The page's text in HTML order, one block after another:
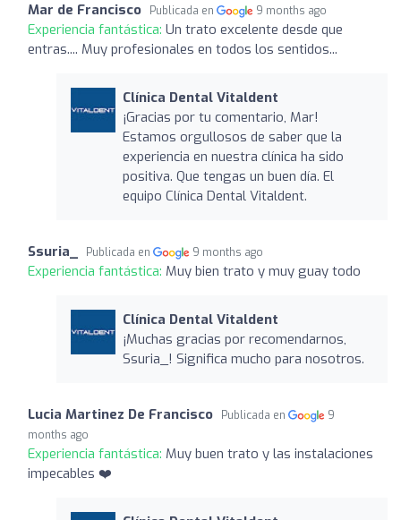
Mar de Francisco Publicada en 9 months ago
Experiencia fantástica: Un trato excelente desde que
entras.... Muy profesionales en todos los sentidos...
Clínica Dental Vitaldent
¡Gracias por tu comentario, Mar!
Estamos orgullosos de saber que la
experiencia en nuestra clínica ha sido
positiva. Que tengas un buen día. El
equipo Clínica Dental Vitaldent.
Ssuria_ Publicada en 9 months ago
Experiencia fantástica: Muy bien trato y muy guay todo
Clínica Dental Vitaldent
¡Muchas gracias por recomendarnos,
Ssuria_! Significa mucho para nosotros.
Lucia Martinez De Francisco Publicada en
9
months ago
Experiencia fantástica: Muy buen trato y las instalaciones
impecables ❤️